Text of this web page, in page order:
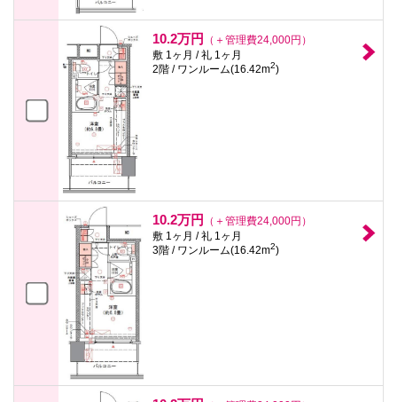
10.2万円
（＋管理費24,000円）
敷 1ヶ月 / 礼 1ヶ月
2階 / ワンルーム(16.42m2)
10.2万円
（＋管理費24,000円）
敷 1ヶ月 / 礼 1ヶ月
3階 / ワンルーム(16.42m2)